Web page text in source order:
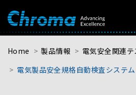
Home 製品情報
電気安全関連
電気製品安全規格自動検査システ